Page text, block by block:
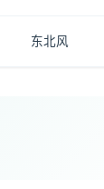
东北风